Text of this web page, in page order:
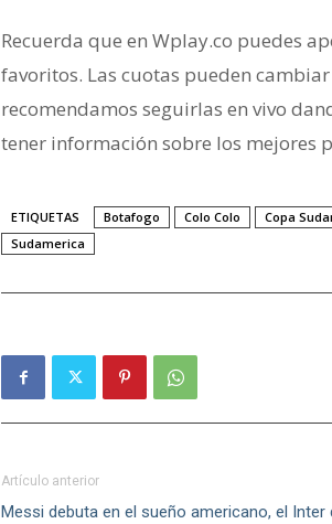
Recuerda que en Wplay.co puedes
favoritos. Las cuotas pueden
recomendamos seguirlas en vivo
tener información sobre los mejores
ETIQUETAS Botafogo Colo Colo Copa
Sudamerica
Artículo anterior
Messi debuta en el sueño americano, el Inter